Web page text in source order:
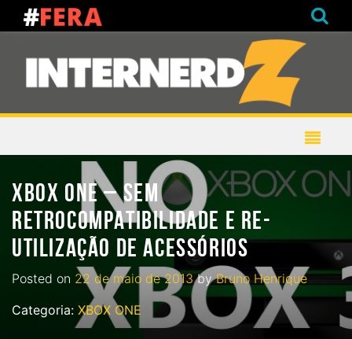
XBOX ONE – SEM
RETROCOMPATIBILIDADE E RE-
UTILIZAÇÃO DE ACESSÓRIOS
Posted on 22 de maio de 2013byBruno Henrique
Categoria: XBOX ONE